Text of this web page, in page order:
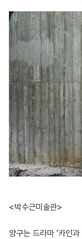
<박수근미술관>
양구는 드라마 ‘카인